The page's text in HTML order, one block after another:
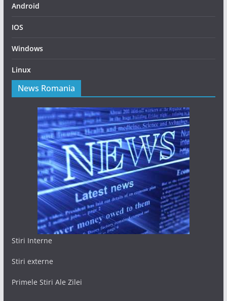
Android
IOS
Windows
Linux
News Romania
Stiri Interne
Stiri externe
Primele Stiri Ale Zilei